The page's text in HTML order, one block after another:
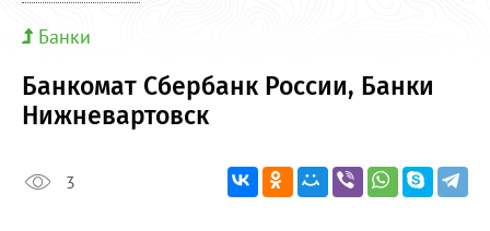
Банки
Банкомат Сбербанк России, Банки
Нижневартовск
3